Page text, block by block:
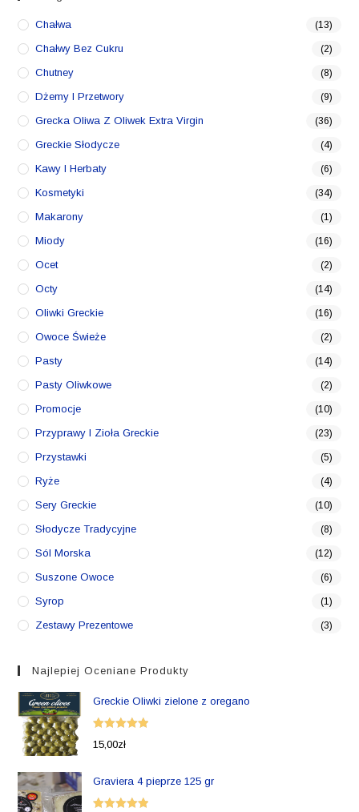
Chałwa (13)
Chałwy Bez Cukru (2)
Chutney (8)
Dżemy I Przetwory (9)
Grecka Oliwa Z Oliwek Extra Virgin (36)
Greckie Słodycze (4)
Kawy I Herbaty (6)
Kosmetyki (34)
Makarony (1)
Miody (16)
Ocet (2)
Octy (14)
Oliwki Greckie (16)
Owoce Świeże (2)
Pasty (14)
Pasty Oliwkowe (2)
Promocje (10)
Przyprawy I Zioła Greckie (23)
Przystawki (5)
Ryże (4)
Sery Greckie (10)
Słodycze Tradycyjne (8)
Sól Morska (12)
Suszone Owoce (6)
Syrop (1)
Zestawy Prezentowe (3)
Najlepiej Oceniane Produkty
Greckie Oliwki zielone z oregano
Oceniono
15,00zł
Graviera 4 pieprze 125 gr